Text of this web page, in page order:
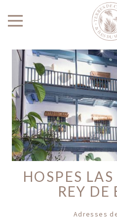
HOSPES
REY DE
Adresses